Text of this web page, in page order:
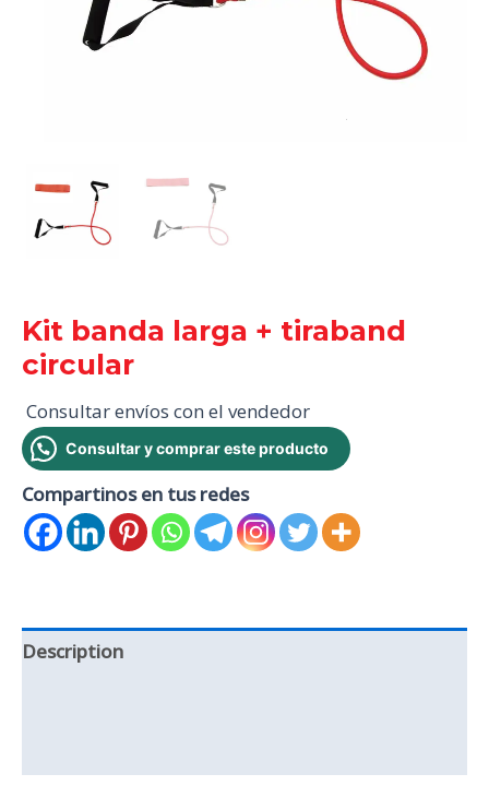
Kit banda larga + tiraband
circular
Consultar envíos con el vendedor
Consultar y comprar este producto
Compartinos en tus redes
Description